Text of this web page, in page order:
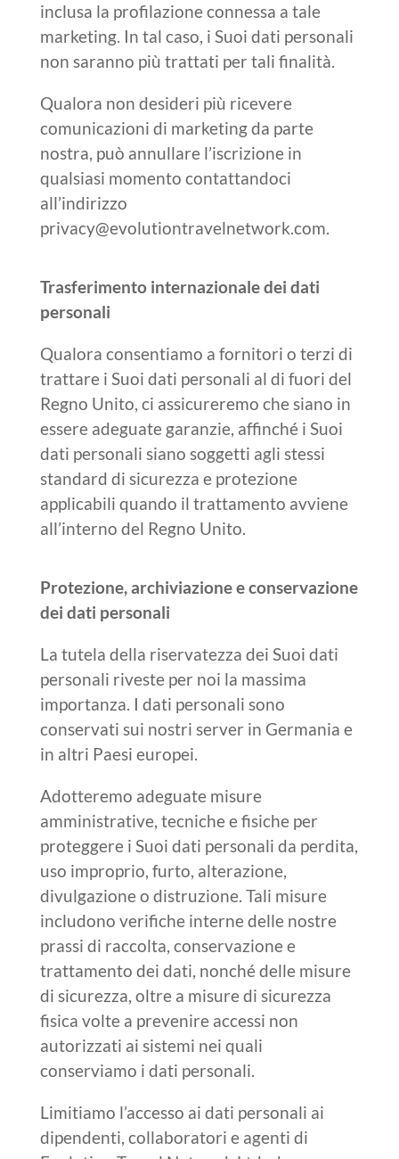
inclusa la profilazione connessa a tale
marketing. In tal caso, i Suoi dati personali
non saranno più trattati per tali finalità.
Qualora non desideri più ricevere
comunicazioni di marketing da parte
nostra, può annullare l’iscrizione in
qualsiasi momento contattandoci
all’indirizzo
privacy@evolutiontravelnetwork.com.
Trasferimento internazionale dei dati
personali
Qualora consentiamo a fornitori o terzi di
trattare i Suoi dati personali al di fuori del
Regno Unito, ci assicureremo che siano in
essere adeguate garanzie, affinché i Suoi
dati personali siano soggetti agli stessi
standard di sicurezza e protezione
applicabili quando il trattamento avviene
all’interno del Regno Unito.
Protezione, archiviazione e conservazione
dei dati personali
La tutela della riservatezza dei Suoi dati
personali riveste per noi la massima
importanza. I dati personali sono
conservati sui nostri server in Germania e
in altri Paesi europei.
Adotteremo adeguate misure
amministrative, tecniche e fisiche per
proteggere i Suoi dati personali da perdita,
uso improprio, furto, alterazione,
divulgazione o distruzione. Tali misure
includono verifiche interne delle nostre
prassi di raccolta, conservazione e
trattamento dei dati, nonché delle misure
di sicurezza, oltre a misure di sicurezza
fisica volte a prevenire accessi non
autorizzati ai sistemi nei quali
conserviamo i dati personali.
Limitiamo l’accesso ai dati personali ai
dipendenti, collaboratori e agenti di